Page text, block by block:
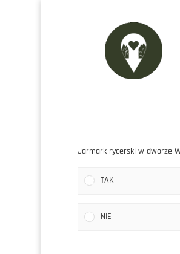
Jarmark rycerski w dworze
TAK
NIE